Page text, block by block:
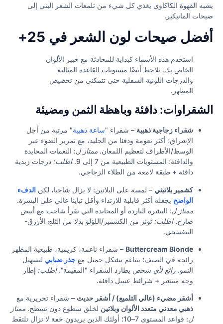
يشبه القهوة الكاكاوي يغذي كل شيء من تلمعات الشعر البني إلى
صيحات المانيكير.
أفضل صيحات لون الشعر في 25+
استخدم هذه الأسماء كبداية للمحادثة مع خبير الألوان
الخاص بك. نلاحظ أيضًا مستويات القاعدة المثالية
والدرجات اللونية السفلية حتى تتمكني من تخصيص
المظهر.
الشقراوات: دافئة وباهظة الثمن ومضيئة
شقراء زجاجية ذهبية – شقراء "ساعة ذهبية" مرتبة من أجل
الإشراق؛ أكثر نعومة ودفئا من الجليد، مع تمرير الضوء عبر
الوسط/الأطراف لتعظيم اللمعان. ممتاز ل: النغمات المحايدة
والدافئة؛ المستويات الطبيعية من 7 إلى 9.
اطلب: درجات زبدية
دافئة + طبقة لامعة من الطلاء الزجاجي.
كشمير بلاتيني – لمسة على البلاتين: لا يزال شاحبا، لكن الدفء
الواضح يجعله أكثر قابلية للارتداء وأقل تباينا عالي على البشرة.
ممتاز ل: البشرة الباردة أو المحايدة التي تقرأ شاحب مع أبيض
صارخ.اطلب: تونر من الكشمير/اللؤلؤ بدلا من الثلج الأزرق-
البنفسجي.
Buttercream Blonde – شقراء ناعمة، كريمية، طبيعية المظهر
رائجة في الصيف؛ يتناغم بشكل جميل مع جذر ضبابي لتسهيل
النمو. رائع لأي شخص يطارد الشقراء "المقيمة".اطلب: إطار
وجه منتشر + شرائط عسل دافئة.
أشقر مضيء (عالي التلميع) / أشقر حديث – شقراء تحريرية مع
ذهبي معدني متعدد الألوان وبلاتين لخلق سطوع دون تسطح. ممتاز
ل
: قواعد المستوى 7–10؛ أولئك الذين يريدون خفة لا تزال تلتقط